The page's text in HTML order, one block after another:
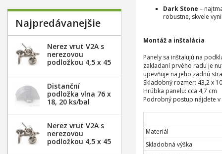
Dark Stone –
robustne, skvele
Montáž a inštalácia
Panely sa inštalujú na
zakladaní prvého radu je
upevňuje na jeho zadnú
Skladobný rozmer: 43,2 x
Hrúbka panelu: cca 4,7 cm
Podrobný postup nájdete
Materiál
Skladobná výška
Najpredávanejšie
Nerez vrut V2A s
nerezovou
podložkou 4,5 x 45
Distanční
podložka vlna 76 x
18, 20 ks/bal
Nerez vrut V2A s
nerezovou
podložkou 4,5 x 45